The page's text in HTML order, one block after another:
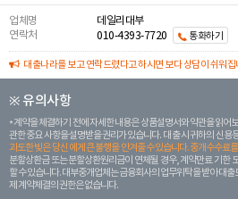
업체명
데일리대부
연락처
010-4393-7720 통화하기
대출나라를 보고 연락드렸다고 하시면 보다 상담이 쉬워집
※ 유의사항
계약을 체결하기 전에 자세한 내용은 상품설명서와 약관을 읽어
관한 중요 사항을 설명받을 권리가 있습니다. 대 출 시 귀하의 신
과도한 빚은 당신 에게 큰 불행을 안겨줄 수 있습니다. 중개수수료
분할상환금 또는 분할상환원리금이 연체될 경우, 계약만료 기한
할 수 있습니다. 대부중개업체는 금융회사의 업무위탁을 받아 대
제 계약체결의 권한은 없습니다.